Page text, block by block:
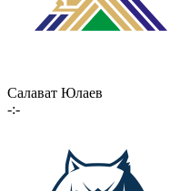
Салават Юлаев
-:-